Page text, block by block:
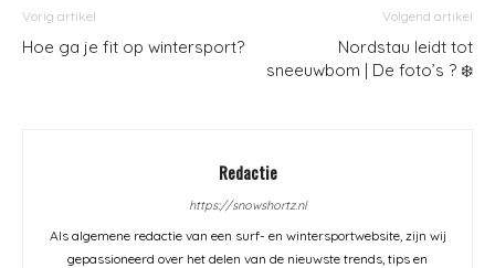
Vorig artikel
Hoe ga je fit op wintersport?
Volgend artikel
Nordstau leidt tot
sneeuwbom | De foto’s ? ❄️
Redactie
https://snowshortz.nl
Als algemene redactie van een surf- en wintersportwebsite, zijn wij
gepassioneerd over het delen van de nieuwste trends, tips en